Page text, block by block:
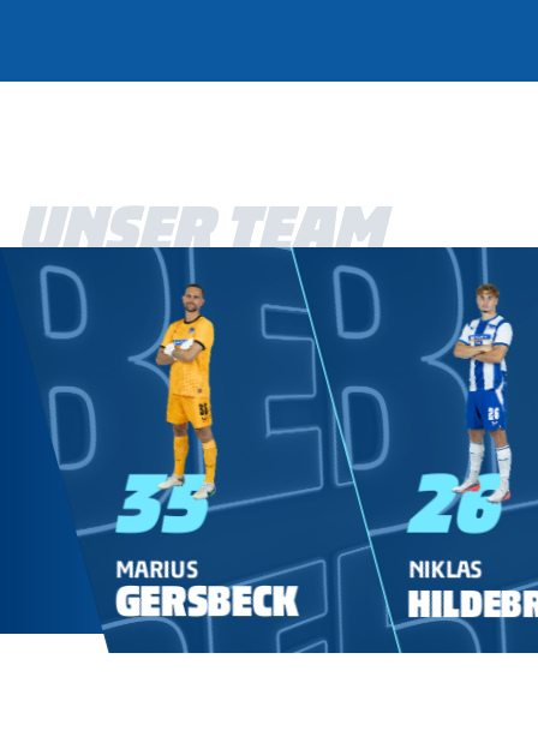
UNSER TEAM
35
MARIUS
GERSBECK
26
NIKLAS